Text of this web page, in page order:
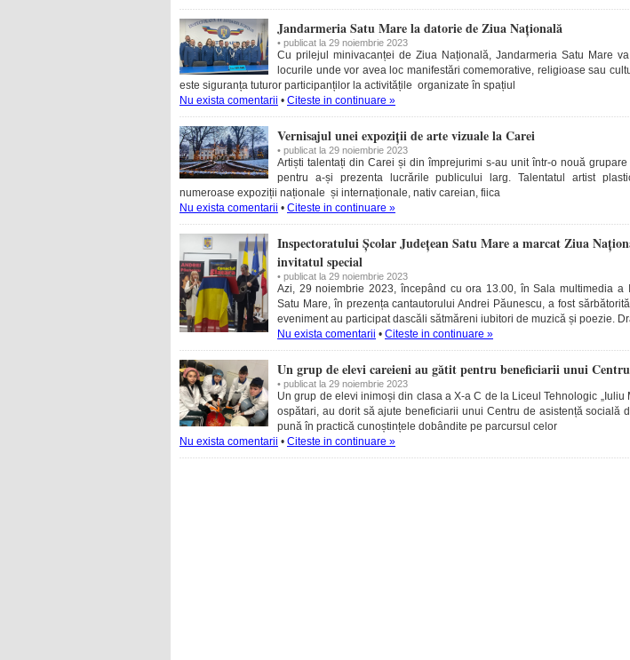
Jandarmeria Satu Mare la datorie de Ziua Națională
• publicat la 29 noiembrie 2023
Cu prilejul minivacanței de Ziua Națională, Jandarmeria Satu Mare
locurile unde vor avea loc manifestări comemorative, religioase sau
este siguranța tuturor participanților la activitățile organizate în spațiul
Nu exista comentarii • Citeste in continuare »
Vernisajul unei expoziții de arte vizuale la Carei
• publicat la 29 noiembrie 2023
Artiști talentați din Carei și din împrejurimi s-au unit într-o nouă grupare
pentru a-și prezenta lucrările publicului larg. Talentatul artist
numeroase expoziții naționale și internaționale, nativ careian, fiica
Nu exista comentarii • Citeste in continuare »
Inspectoratului Școlar Județean Satu Mare a marcat Ziua
invitatul special
• publicat la 29 noiembrie 2023
Azi, 29 noiembrie 2023, începând cu ora 13.00, în Sala multimedia a
Satu Mare, în prezența cantautorului Andrei Păunescu, a fost
eveniment au participat dascăli sătmăreni iubitori de muzică și poezie.
Nu exista comentarii • Citeste in continuare »
Un grup de elevi careieni au gătit pentru beneficiarii unui Centru
• publicat la 29 noiembrie 2023
Un grup de elevi inimoși din clasa a X-a C de la Liceul Tehnologic „Iuliu
ospătari, au dorit să ajute beneficiarii unui Centru de asistență socială
pună în practică cunoștințele dobândite pe parcursul celor
Nu exista comentarii • Citeste in continuare »